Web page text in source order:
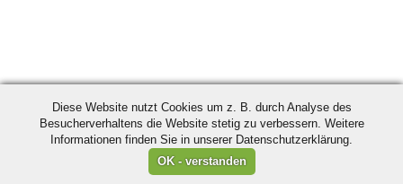
Diese Website nutzt Cookies um z. B. durch Analyse des
Besucherverhaltens die Website stetig zu verbessern. Weitere
Informationen finden Sie in unserer Datenschutzerklärung.